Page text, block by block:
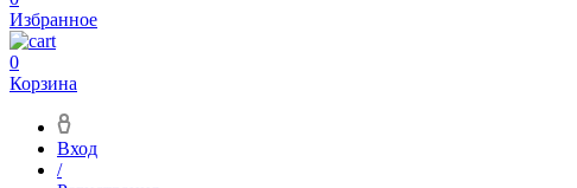
Избранное
0
Корзина
Вход
/